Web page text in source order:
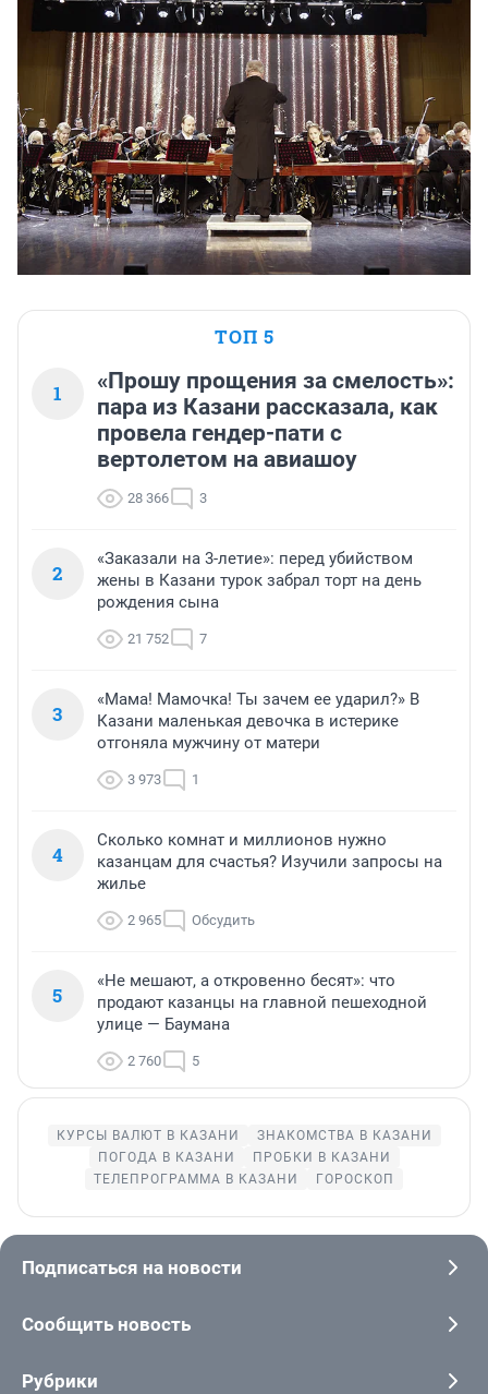
ТОП 5
1
«Прошу прощения за смелость»:
пара из Казани рассказала, как
провела гендер-пати с
вертолетом на авиашоу
28 366 3
2
«Заказали на 3-летие»: перед убийством
жены в Казани турок забрал торт на день
рождения сына
21 752 7
3
«Мама! Мамочка! Ты зачем ее ударил?» В
Казани маленькая девочка в истерике
отгоняла мужчину от матери
3 973 1
4
Сколько комнат и миллионов нужно
казанцам для счастья? Изучили запросы на
жилье
2 965 Обсудить
5
«Не мешают, а откровенно бесят»: что
продают казанцы на главной пешеходной
улице — Баумана
2 760 5
КУРСЫ ВАЛЮТ В КАЗАНИ
ЗНАКОМСТВА В КАЗАНИ
ПОГОДА В КАЗАНИ
ПРОБКИ В КАЗАНИ
ТЕЛЕПРОГРАММА В КАЗАНИ
ГОРОСКОП
Подписаться на новости
Сообщить новость
Рубрики